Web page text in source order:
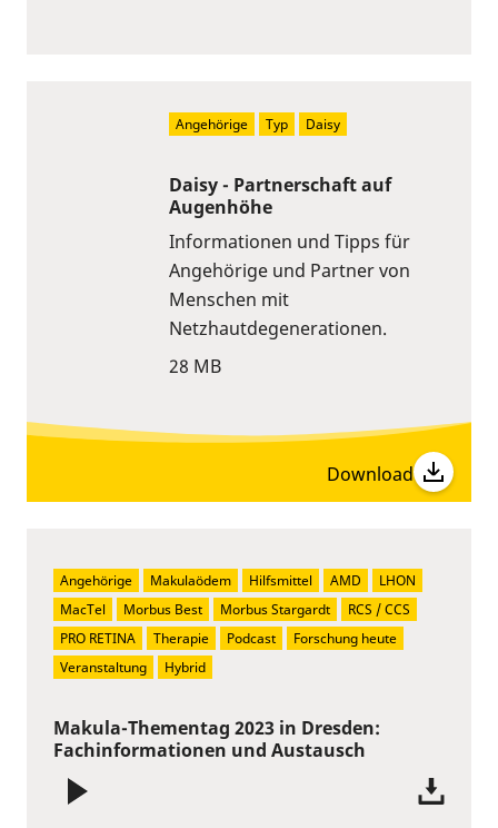
Daisy - Partnerschaft auf
Augenhöhe
Informationen und Tipps für
Angehörige und Partner von
Menschen mit
Netzhautdegenerationen.
28 MB
Angehörige Typ Daisy
Download
Makula-Thementag 2023 in Dresden:
Fachinformationen und Austausch
Angehörige Makulaödem Hilfsmittel AMD
LHON
MacTel
Morbus Best Morbus Stargardt
RCS / CCS
PRO RETINA
Therapie Podcast
Forschung heute
Veranstaltung
Hybrid